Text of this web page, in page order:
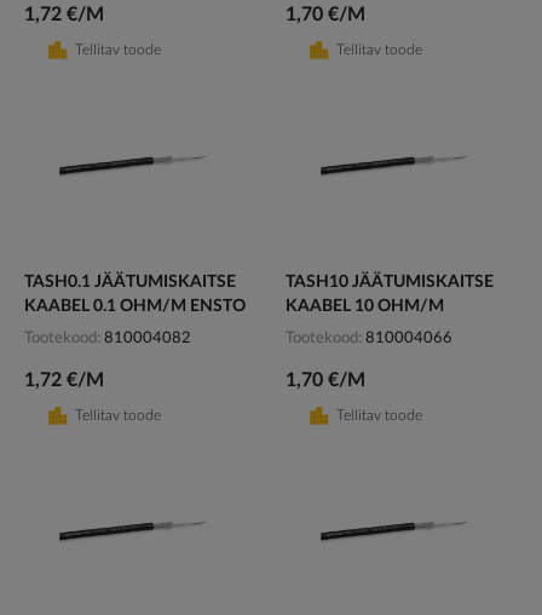
1,72 €/M
Tellitav toode
1,70 €/M
Tellitav toode
TASH0.1 JÄÄTUMISKAITSE
KAABEL 0.1 OHM/M ENSTO
Tootekood 810004082
1,72 €/M
Tellitav toode
TASH10 JÄÄTUMISKAITSE
KAABEL 10 OHM/M
Tootekood 810004066
1,70 €/M
Tellitav toode